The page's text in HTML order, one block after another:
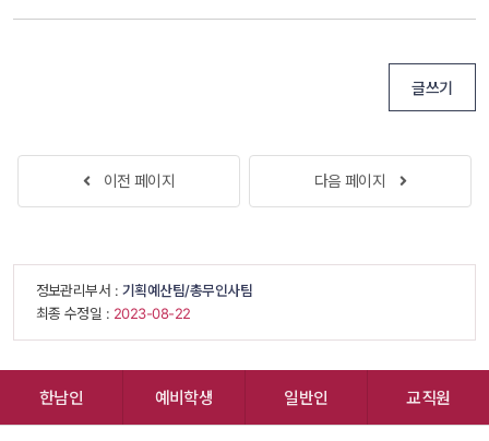
글쓰기
이전 페이지 다음 페이지
정보관리부서 : 기획예산팀/총무인사팀
최종 수정일 : 2023-08-22
한남인 예비학생 일반인 교직원